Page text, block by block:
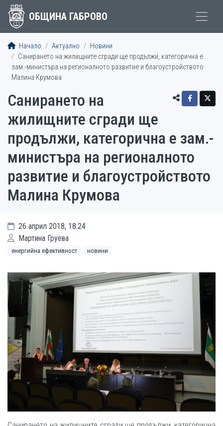
ОБЩИНА ГАБРОВО
Начало Актуално
Новини
Санирането на жилищните сгради ще продължи, категорична е
зам.-министъра на регионалното развитие и благоустройството
Малина Крумова
Санирането на
жилищните сгради ще
продължи, категорична е зам.-
министъра на регионалното
развитие и благоустройството
Малина Крумова
26 април 2018, 18:24
Мартина Груева
енергийна ефективност новини